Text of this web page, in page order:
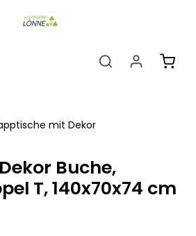
mit Dekor
Buche,
T, 140x70x74 cm